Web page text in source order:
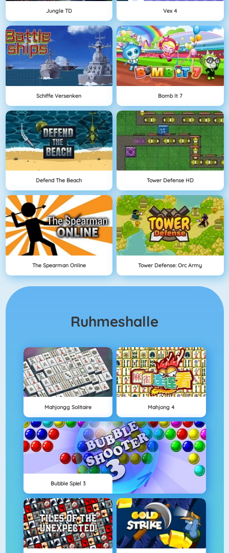
Jungle TD Vex 4
Schiffe Versenken Bomb It 7
Defend The Beach Tower Defense HD
The Spearman Online Tower Defense: Orc Army
Ruhmeshalle
Mahjongg Solitaire Mahjong 4
Bubble Spiel 3